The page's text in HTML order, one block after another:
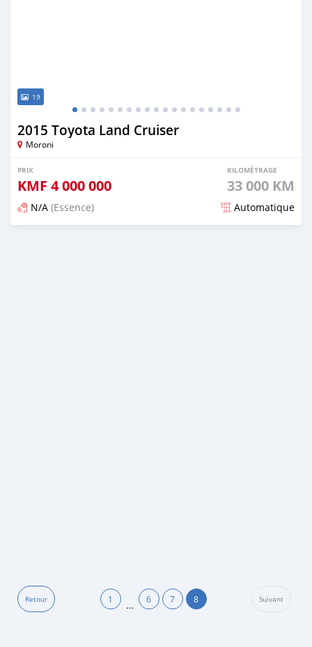
19
2015 Toyota Land Cruiser
Moroni
PRIX
KMF 4 000 000
KILOMÉTRAGE
33 000 KM
N/A (Essence) Automatique
Retour 1 … 6 7 8 Suivant